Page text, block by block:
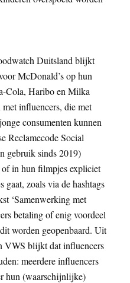
Duitsland blijkt
McDonald’s op hun
Cola, Haribo en Milka
influencers, die met
consumenten kunnen
Reclamecode Social
gebruik sinds 2019)
of in hun filmpjes expliciet
gaat, zoals via de hashtags
‘Samenwerking met
betaling of enig voordeel
worden geopenbaard. Uit
VWS blijkt dat influencers
meerdere influencers
hun (waarschijnlijke)